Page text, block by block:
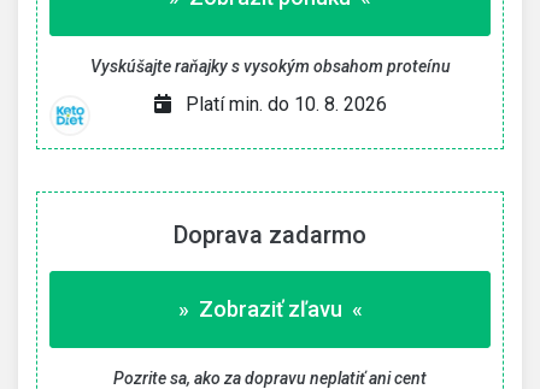
Vyskúšajte raňajky s vysokým obsahom proteínu
Platí min. do 10. 8. 2026
Doprava zadarmo
» Zobraziť zľavu «
Pozrite sa, ako za dopravu neplatiť ani cent